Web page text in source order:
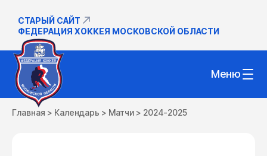
СТАРЫЙ САЙТ
ФЕДЕРАЦИЯ ХОККЕЯ МОСКОВСКОЙ ОБЛАСТИ
Меню
Главная > Календарь > Матчи > 2024-2025